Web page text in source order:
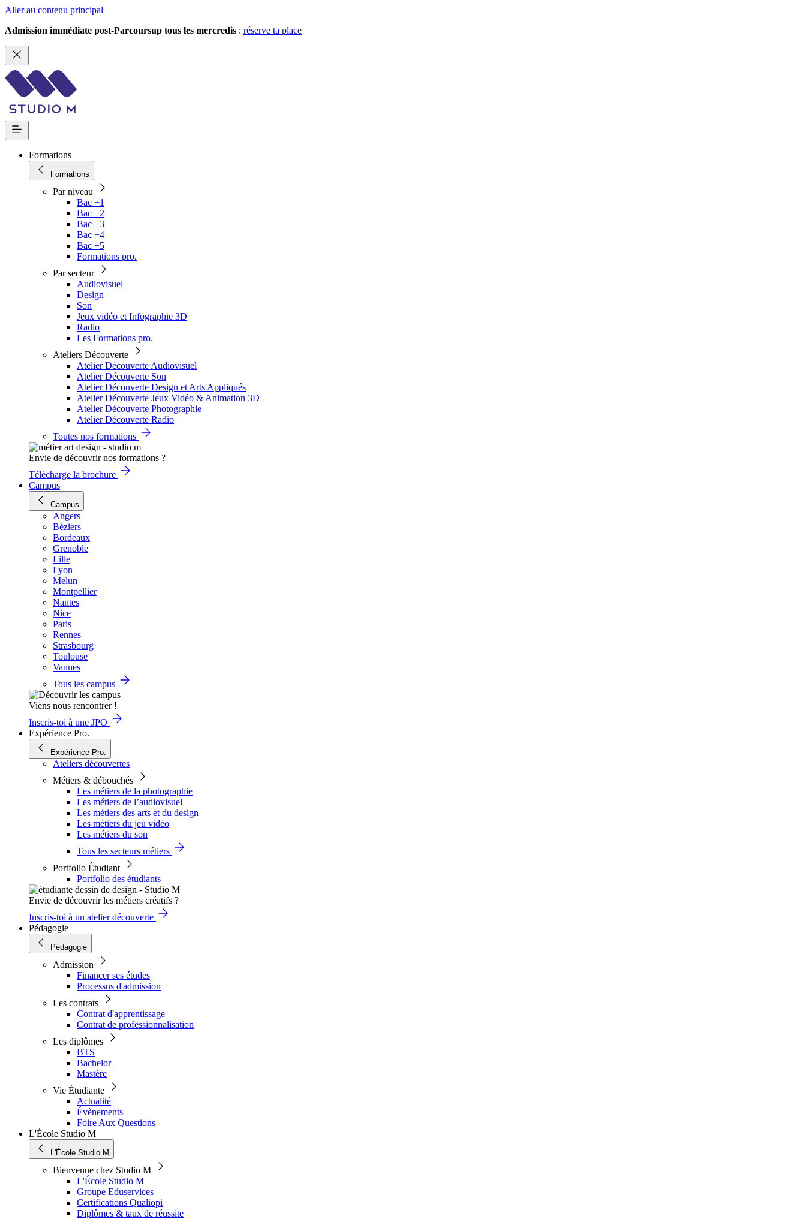
Aller au contenu principal
Admission immédiate post-Parcoursup tous les mercredis : réserve ta place
Formations
Formations
Par niveau
Bac +1
Bac +2
Bac +3
Bac +4
Bac +5
Formations pro.
Par secteur
Audiovisuel
Design
Son
Jeux vidéo et Infographie 3D
Radio
Les Formations pro.
Ateliers Découverte
Atelier Découverte Audiovisuel
Atelier Découverte Son
Atelier Découverte Design et Arts Appliqués
Atelier Découverte Jeux Vidéo & Animation 3D
Atelier Découverte Photographie
Atelier Découverte Radio
Toutes nos formations
Envie de découvrir nos formations ?
Télécharge la brochure
Campus
Campus
Angers
Béziers
Bordeaux
Grenoble
Lille
Lyon
Melun
Montpellier
Nantes
Nice
Paris
Rennes
Strasbourg
Toulouse
Vannes
Tous les campus
Viens nous rencontrer !
Inscris-toi à une JPO
Expérience Pro.
Expérience Pro.
Ateliers découvertes
Métiers & débouchés
Les métiers de la photographie
Les métiers de l’audiovisuel
Les métiers des arts et du design
Les métiers du jeu vidéo
Les métiers du son
Tous les secteurs métiers
Portfolio Étudiant
Portfolio des étudiants
Envie de découvrir les métiers créatifs ?
Inscris-toi à un atelier découverte
Pédagogie
Pédagogie
Admission
Financer ses études
Processus d'admission
Les contrats
Contrat d'apprentissage
Contrat de professionnalisation
Les diplômes
BTS
Bachelor
Mastère
Vie Étudiante
Actualité
Évènements
Foire Aux Questions
L'École Studio M
L'École Studio M
Bienvenue chez Studio M
L'École Studio M
Groupe Eduservices
Certifications Qualiopi
Diplômes & taux de réussite